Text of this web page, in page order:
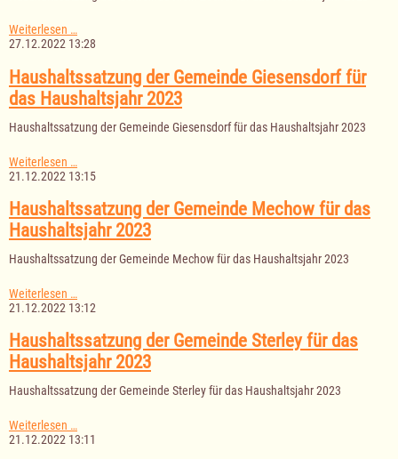
Weiterlesen …
der
Klein
Zecher
für
Haushaltsjahr
27.12.2022 13:28
Haushaltssatzung der Gemeinde Giesensdorf für
das Haushaltsjahr 2023
Haushaltssatzung der Gemeinde Giesensdorf für das Haushaltsjahr 2023
Weiterlesen …
der
Giesensdorf
für
das
2023
21.12.2022 13:15
Haushaltssatzung der Gemeinde Mechow für das
Haushaltsjahr 2023
Haushaltssatzung der Gemeinde Mechow für das Haushaltsjahr 2023
Weiterlesen …
der
Mechow
für
das
2023
21.12.2022 13:12
Haushaltssatzung der Gemeinde Sterley für das
Haushaltsjahr 2023
Haushaltssatzung der Gemeinde Sterley für das Haushaltsjahr 2023
Weiterlesen …Haushaltssatzung
der
21.12.2022 13:11